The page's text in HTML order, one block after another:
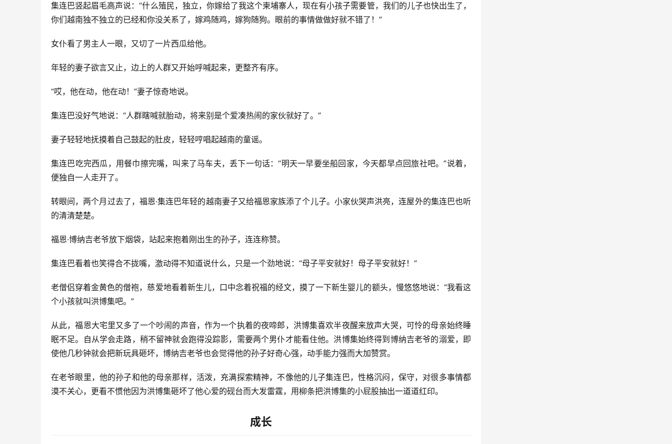
集连巴竖起眉毛高声说：“什么殖民，独立，你嫁给了我这个柬埔寨人，现在有小孩子需要管，我们的儿子也快出生了，
你们越南独不独立的已经和你没关系了，嫁鸡随鸡，嫁狗随狗。眼前的事情做做好就不错了！”
女仆看了男主人一眼，又切了一片西瓜给他。
年轻的妻子欲言又止，边上的人群又开始呼喊起来，更整齐有序。
“哎，他在动，他在动！”妻子惊奇地说。
集连巴没好气地说：“人群瞎喊就胎动，将来别是个爱凑热闹的家伙就好了。”
妻子轻轻地抚摸着自己鼓起的肚皮，轻轻哼唱起越南的童谣。
集连巴吃完西瓜，用餐巾擦完嘴，叫来了马车夫，丢下一句话：“明天一早要坐船回家，今天都早点回旅社吧。”说着，
便独自一人走开了。
转眼间，两个月过去了，福恩·集连巴年轻的越南妻子又给福恩家族添了个儿子。小家伙哭声洪亮，连屋外的集连巴也听
的清清楚楚。
福恩·博纳吉老爷放下烟袋，站起来抱着刚出生的孙子，连连称赞。
集连巴看着也笑得合不拢嘴，激动得不知道说什么，只是一个劲地说：“母子平安就好！母子平安就好！”
老僧侣穿着金黄色的僧袍，慈爱地看着新生儿，口中念着祝福的经文，摸了一下新生婴儿的额头，慢悠悠地说：“我看这
个小孩就叫洪博集吧。”
从此，福恩大宅里又多了一个吵闹的声音，作为一个执着的夜啼郎，洪博集喜欢半夜醒来放声大哭，可怜的母亲始终睡
眠不足。自从学会走路，稍不留神就会跑得没踪影，需要两个男仆才能看住他。洪博集始终得到博纳吉老爷的溺爱，即
使他几秒钟就会把新玩具砸坏，博纳吉老爷也会觉得他的孙子好奇心强，动手能力强而大加赞赏。
在老爷眼里，他的孙子和他的母亲那样，活泼，充满探索精神，不像他的儿子集连巴，性格沉闷，保守，对很多事情都
漠不关心，更看不惯他因为洪博集砸坏了他心爱的砚台而大发雷霆，用柳条把洪博集的小屁股抽出一道道红印。
成长